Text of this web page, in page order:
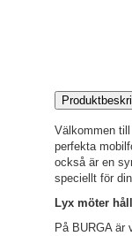
Välkommen
perfekta
också är en
speciellt för
Lyx möter
På BURGA är